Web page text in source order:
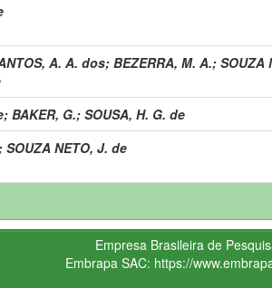
A. A. dos; BEZERRA, M. A.; SOUZA
; BAKER, G.; SOUSA, H. G. de
SOUZA NETO, J. de
Empresa Brasileira de
Embrapa SAC: https://